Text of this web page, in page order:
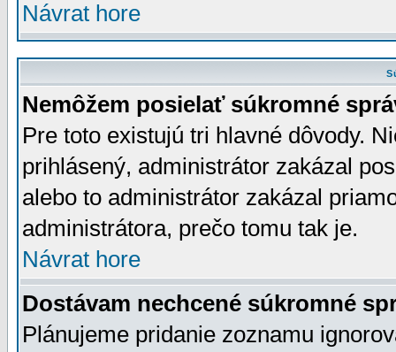
Návrat hore
Nemôžem posielať súkromné
Pre toto existujú tri hlavné dôvody.
prihlásený, administrátor zakázal
alebo to administrátor zakázal
administrátora, prečo tomu tak je.
Návrat hore
Dostávam nechcené súkromné
Plánujeme pridanie zoznamu